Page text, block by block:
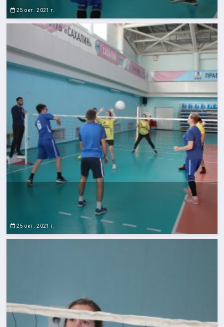
25 окт. 2021 г.
25 окт. 2021 г.